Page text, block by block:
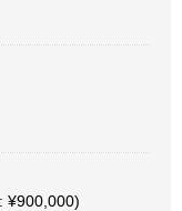
¥900,000)